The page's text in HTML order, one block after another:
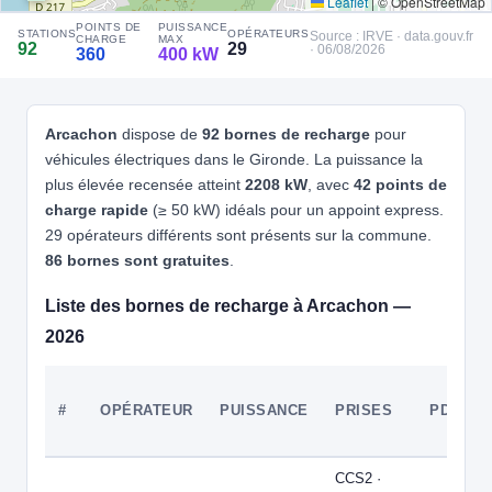
4 ELECTRIC 55 CHARGING
PARKING DR ICHARD - LA TESTE-DE-BUCH
📍 2, Rue du Docteur Aristide Ichard 33260 La Teste-de-Buch
Réservable
🏍️ 2 roues
ELECTRIC 55 CHARGING
PARKING RUE DU PASSANT - LA TESTE-DE-BUCH
📍 1, Rue Humeyre 33260 La Teste-de-Buch
Recharge gratuite
CB acceptée ♿ Accessible PMR
Accès libre
Réservable
📍 10a, Rue Général Chanzy 33260 La Teste-de-Buch
⚡ 22 kW
⚡ 22 kW
⚡ 22 kW
STATIONS
92
POINTS DE
CHARGE
360
PUISSANCE
MAX
400 kW
OPÉRATEURS
29
Source : IRVE · data.gouv.fr
· 06/08/2026
Arcachon dispose de 92 bornes de recharge pour
véhicules électriques dans le Gironde. La puissance la
plus élevée recensée atteint 2208 kW , avec 42 points de
charge rapide (≥ 50 kW) idéals pour un appoint express.
29 opérateurs différents sont présents sur la commune.
86 bornes sont gratuites
Liste des bornes de recharge à Arcachon —
2026
# OPÉRATEUR PUISSANCE PRISES PDC
CCS2 ·